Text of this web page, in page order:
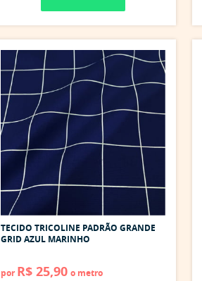
TECIDO TRICOLINE PADRÃO GRANDE
GRID AZUL MARINHO
por R$ 25,90 o metro